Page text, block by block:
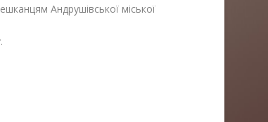
Андрушівської міської